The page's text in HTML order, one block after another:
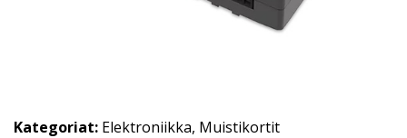
Kategoriat: Elektroniikka, Muistikortit